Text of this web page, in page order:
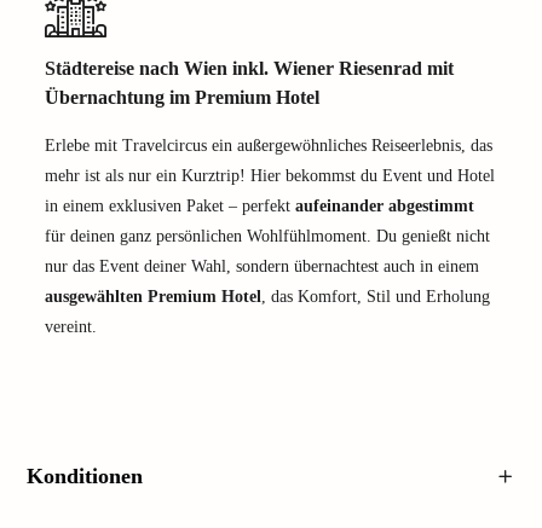
Städtereise nach Wien inkl. Wiener Riesenrad mit
Übernachtung im Premium Hotel
Erlebe mit Travelcircus ein außergewöhnliches Reiseerlebnis, das
mehr ist als nur ein Kurztrip! Hier bekommst du Event und Hotel
in einem exklusiven Paket – perfekt aufeinander abgestimmt
für deinen ganz persönlichen Wohlfühlmoment. Du genießt nicht
nur das Event deiner Wahl, sondern übernachtest auch in einem
ausgewählten Premium Hotel, das Komfort, Stil und Erholung
vereint.
Konditionen